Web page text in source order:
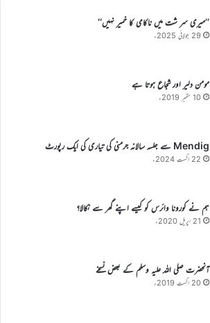
’’میری سر شت میں ناکامی کا خمیر نہیں‘‘
29 جولائی 2025ء
مومن دلیر اور شجاع ہوتا ہے
10 ستمبر 2019ء
Mendig سے جلسہ سالانہ جرمنی کی تیاری کی ایک رپورٹ
22 اگست 2024ء
ہم نے کورونا وائرس کو کیسے اپنے گھر سے نکالا؟
21 اپریل 2020ء
آنحضرت صلی اللہ علیہ وسلم کے بعض نسخے
20 اگست 2019ء